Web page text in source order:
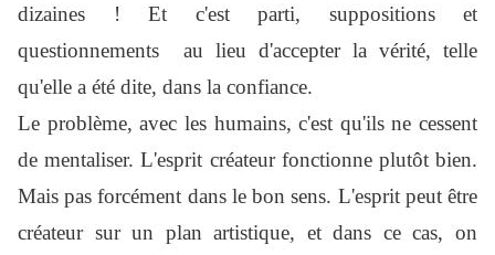
dizaines ! Et c'est parti, suppositions et
questionnements au lieu d'accepter la vérité, telle
qu'elle a été dite, dans la confiance.
Le problème, avec les humains, c'est qu'ils ne cessent
de mentaliser. L'esprit créateur fonctionne plutôt bien.
Mais pas forcément dans le bon sens. L'esprit peut être
créateur sur un plan artistique, et dans ce cas, on